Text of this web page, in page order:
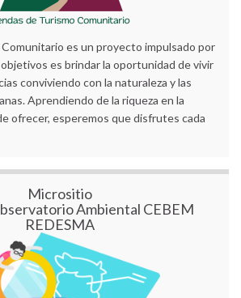
es un proyecto impulsado por
es brindar la oportunidad de vivir
conviviendo con la naturaleza y las
Aprendiendo de la riqueza en la
ofrecer, esperemos que disfrutes cada
Micrositio
Ambiental CEBEM
REDESMA